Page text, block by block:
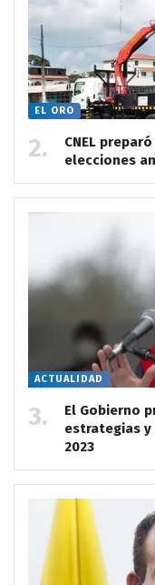
EL ORO
CNEL
elecciones
ACTUALIDAD
El Gobierno
estrategias y
2023